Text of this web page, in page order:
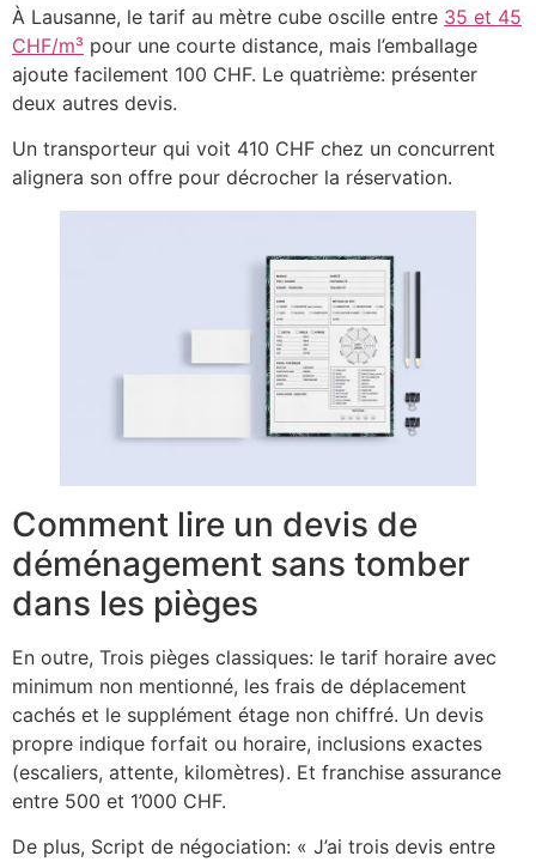
À Lausanne, le tarif au mètre cube oscille entre 35 et 45
CHF/m³ pour une courte distance, mais l’emballage
ajoute facilement 100 CHF. Le quatrième: présenter
deux autres devis.
Un transporteur qui voit 410 CHF chez un concurrent
alignera son offre pour décrocher la réservation.
Comment lire un devis de
déménagement sans tomber
dans les pièges
En outre, Trois pièges classiques: le tarif horaire avec
minimum non mentionné, les frais de déplacement
cachés et le supplément étage non chiffré. Un devis
propre indique forfait ou horaire, inclusions exactes
(escaliers, attente, kilomètres). Et franchise assurance
entre 500 et 1’000 CHF.
De plus, Script de négociation: « J’ai trois devis entre